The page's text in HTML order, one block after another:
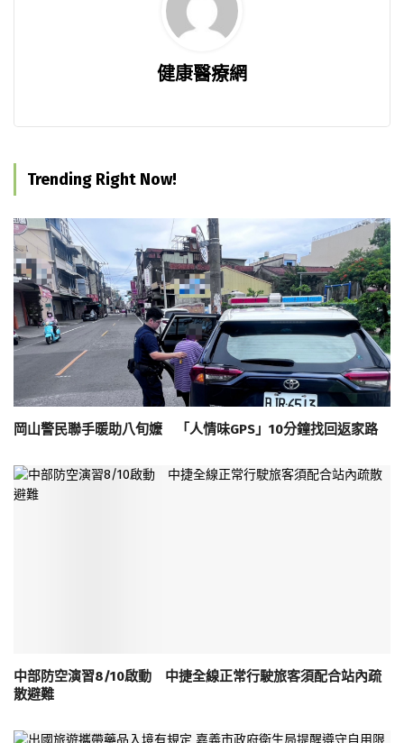
健康醫療網
Trending Right Now!
岡山警民聯手暖助八旬嬤 「人情味GPS」10分鐘找回返家路
中部防空演習8/10啟動 中捷全線正常行駛旅客須配合站內疏
散避難